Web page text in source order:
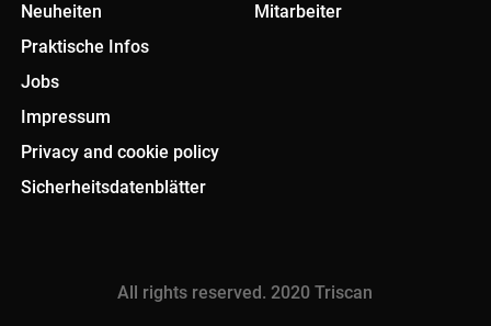
Neuheiten
Praktische Infos
Jobs
Impressum
Privacy and cookie policy
Sicherheitsdatenblätter
Mitarbeiter
All rights reserved. 2020 Triscan